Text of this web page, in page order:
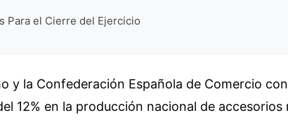
Para el Cierre del Ejercicio
y la Confederación Española de Comercio
12% en la producción nacional de accesorios